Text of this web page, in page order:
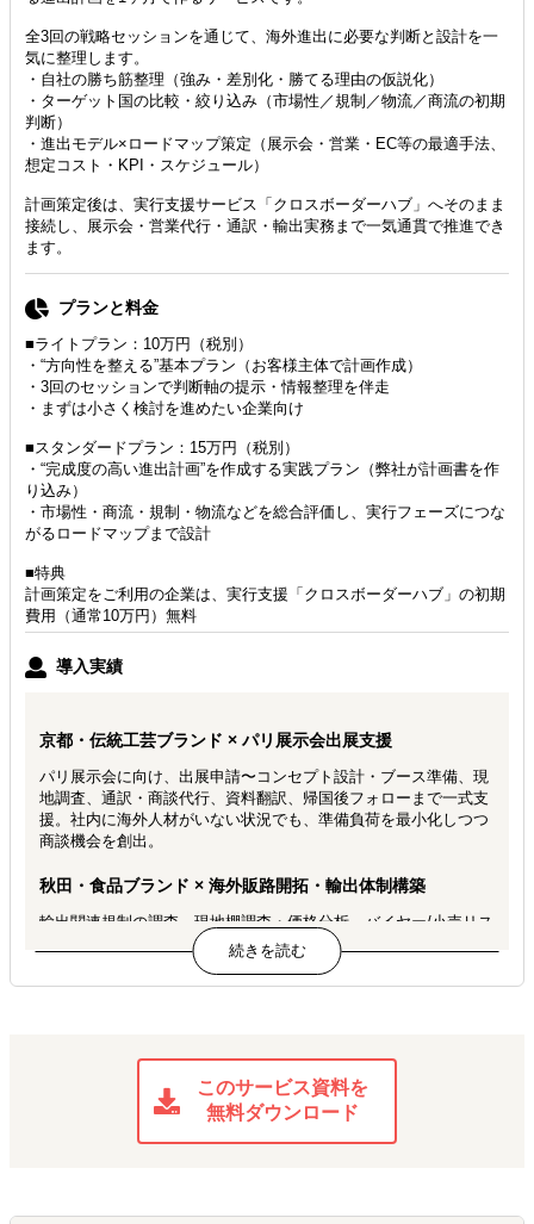
全3回の戦略セッションを通じて、海外進出に必要な判断と設計を一
気に整理します。
・自社の勝ち筋整理（強み・差別化・勝てる理由の仮説化）
・ターゲット国の比較・絞り込み（市場性／規制／物流／商流の初期
判断）
・進出モデル×ロードマップ策定（展示会・営業・EC等の最適手法、
想定コスト・KPI・スケジュール）
計画策定後は、実行支援サービス「クロスボーダーハブ」へそのまま
接続し、展示会・営業代行・通訳・輸出実務まで一気通貫で推進でき
ます。
プランと料金
■ライトプラン：10万円（税別）
・“方向性を整える”基本プラン（お客様主体で計画作成）
・3回のセッションで判断軸の提示・情報整理を伴走
・まずは小さく検討を進めたい企業向け
■スタンダードプラン：15万円（税別）
・“完成度の高い進出計画”を作成する実践プラン（弊社が計画書を作
り込み）
・市場性・商流・規制・物流などを総合評価し、実行フェーズにつな
がるロードマップまで設計
■特典
計画策定をご利用の企業は、実行支援「クロスボーダーハブ」の初期
費用（通常10万円）無料
導入実績
京都・伝統工芸ブランド × パリ展示会出展支援
パリ展示会に向け、出展申請〜コンセプト設計・ブース準備、現
地調査、通訳・商談代行、資料翻訳、帰国後フォローまで一式支
援。社内に海外人材がいない状況でも、準備負荷を最小化しつつ
商談機会を創出。
秋田・食品ブランド × 海外販路開拓・輸出体制構築
輸出関連規制の調査、現地棚調査・価格分析、バイヤー/小売リス
トアップ、商談設定・代行、温度帯やロットに合わせた物流スキ
ーム構築まで支援。実行可能な出荷体制と商談機会を確保。
定、APACでのEC方針・オペレーション設計、会員/ポイント制度
設計、店頭販路拡大の実行支援まで。
想定）まで対応。販路立ち上げを短期間で前進。
このサービス資料を
無料ダウンロード